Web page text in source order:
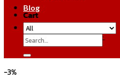
Cart
No products in the cart.
Blog
Search
for:
-3%